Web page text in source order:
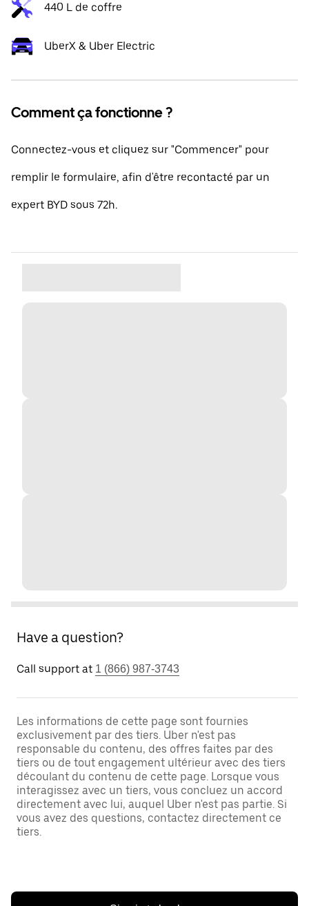
440 L de coffre
UberX & Uber Electric
Comment ça fonctionne ?
Connectez-vous et cliquez sur "Commencer" pour
remplir le formulaire, afin d'être recontacté par un
expert BYD sous 72h.
Have a question?
Call support at 1 (866) 987-3743
Les informations de cette page sont fournies
exclusivement par des tiers. Uber n'est pas
responsable du contenu, des offres faites par des
tiers ou de tout engagement ultérieur avec des tiers
découlant du contenu de cette page. Lorsque vous
interagissez avec un tiers, vous concluez un accord
directement avec lui, auquel Uber n'est pas partie. Si
vous avez des questions, contactez directement ce
tiers.